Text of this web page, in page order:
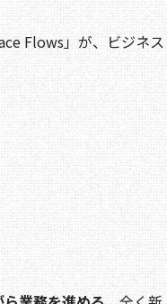
Flows」が、ビジネス